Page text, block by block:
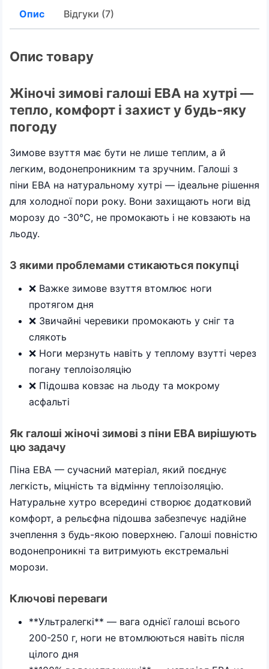
Опис Відгуки (7)
Опис товару
Жіночі зимові галоші ЕВА на хутрі —
тепло, комфорт і захист у будь-яку
погоду
Зимове взуття має бути не лише теплим, а й
легким, водонепроникним та зручним. Галоші з
піни ЕВА на натуральному хутрі — ідеальне рішення
для холодної пори року. Вони захищають ноги від
морозу до -30°C, не промокають і не ковзають на
льоду.
З якими проблемами стикаються покупці
❌ Важке зимове взуття втомлює ноги
протягом дня
❌ Звичайні черевики промокають у сніг та
слякоть
❌ Ноги мерзнуть навіть у теплому взутті через
погану теплоізоляцію
❌ Підошва ковзає на льоду та мокрому
асфальті
Як галоші жіночі зимові з піни ЕВА вирішують
цю задачу
Піна ЕВА — сучасний матеріал, який поєднує
легкість, міцність та відмінну теплоізоляцію.
Натуральне хутро всередині створює додатковий
комфорт, а рельєфна підошва забезпечує надійне
зчеплення з будь-якою поверхнею. Галоші повністю
водонепроникні та витримують екстремальні
морози.
Ключові переваги
**Ультралегкі** — вага однієї галоші всього
200-250 г, ноги не втомлюються навіть після
цілого дня